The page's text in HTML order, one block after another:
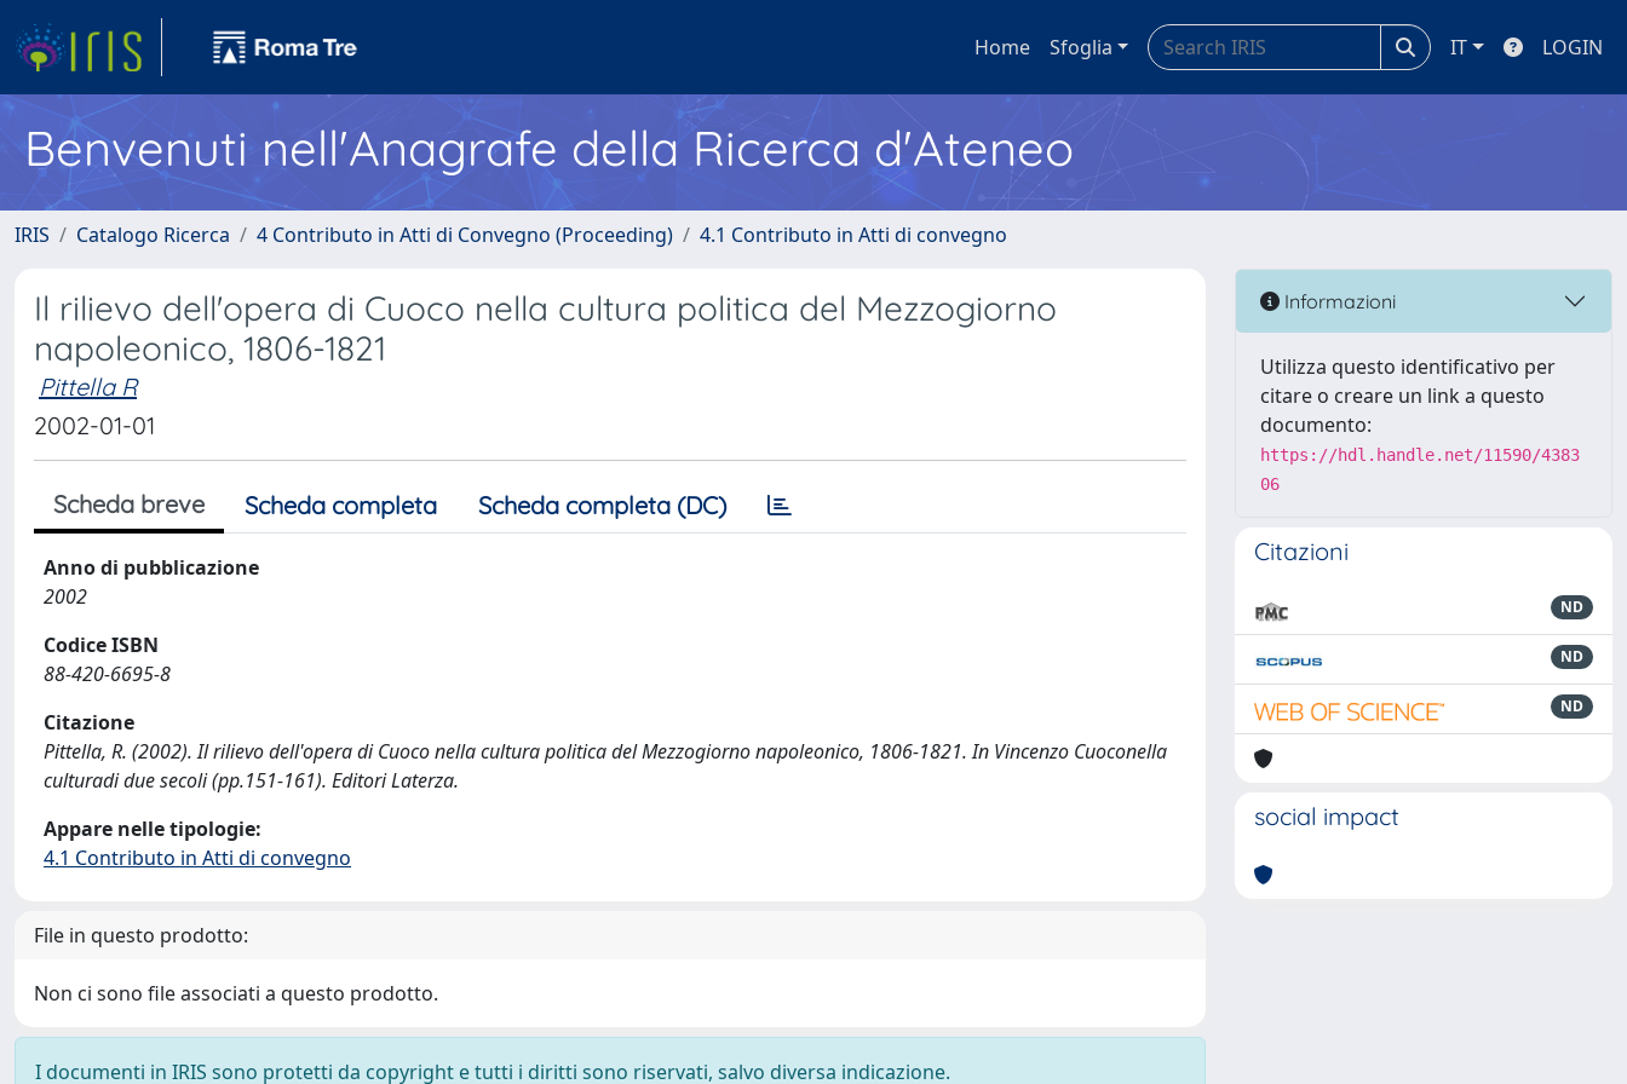
Home Sfoglia IT LOGIN
Benvenuti nell'Anagrafe della Ricerca d'Ateneo
IRIS Catalogo Ricerca 4 Contributo in Atti di Convegno (Proceeding) 4.1 Contributo in Atti di convegno
Il rilievo dell'opera di Cuoco nella cultura politica del Mezzogiorno
napoleonico, 1806-1821
Pittella R
2002-01-01
Scheda breve Scheda completa Scheda completa (DC)
Anno di pubblicazione
2002
Codice ISBN
88-420-6695-8
Citazione
Pittella, R. (2002). Il rilievo dell'opera di Cuoco nella cultura politica del Mezzogiorno napoleonico, 1806-1821. In Vincenzo Cuoconella
culturadi due secoli (pp.151-161). Editori Laterza.
Appare nelle tipologie:
4.1 Contributo in Atti di convegno
File in questo prodotto:
Non ci sono file associati a questo prodotto.
I documenti in IRIS sono protetti da copyright e tutti i diritti sono riservati, salvo diversa indicazione.
Informazioni
Utilizza questo identificativo per
citare o creare un link a questo
documento:
https://hdl.handle.net/11590/4383
06
Citazioni
ND
ND
ND
social impact